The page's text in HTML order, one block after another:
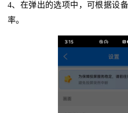
4、在弹出的选项中，可根据设
率。